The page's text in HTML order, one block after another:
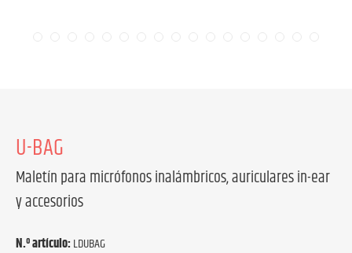
U-BAG
Maletín para micrófonos inalámbricos, auriculares in-ear
y accesorios
N.º artículo:LDUBAG